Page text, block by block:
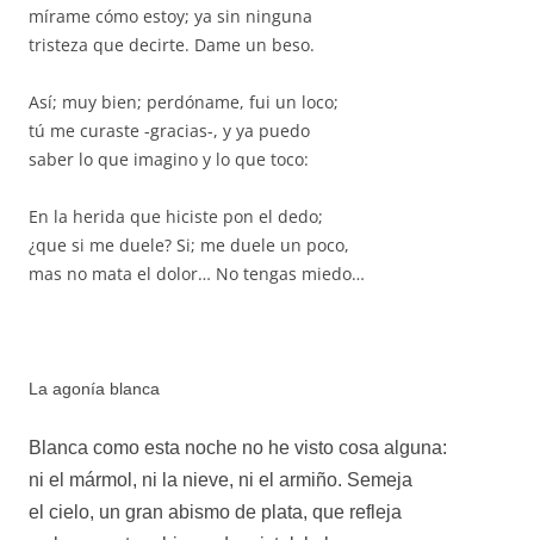
mírame cómo estoy; ya sin ninguna
tristeza que decirte. Dame un beso.
Así; muy bien; perdóname, fui un loco;
tú me curaste -gracias-, y ya puedo
saber lo que imagino y lo que toco:
En la herida que hiciste pon el dedo;
¿que si me duele? Si; me duele un poco,
mas no mata el dolor… No tengas miedo…
La agonía blanca
Blanca como esta noche no he visto cosa alguna:
ni el mármol, ni la nieve, ni el armiño. Semeja
el cielo, un gran abismo de plata, que refleja